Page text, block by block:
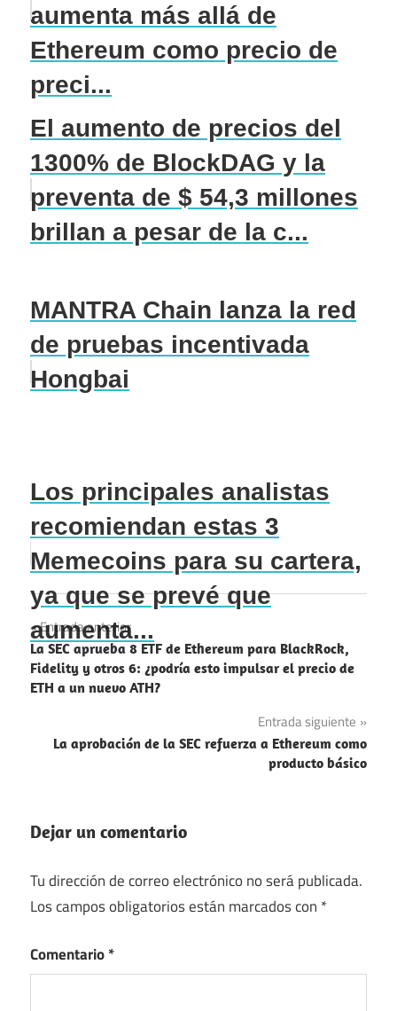
aumenta más allá de
Ethereum como precio de
preci...
El aumento de precios del
1300% de BlockDAG y la
preventa de $ 54,3 millones
brillan a pesar de la c...
MANTRA Chain lanza la red
de pruebas incentivada
Hongbai
Los principales analistas
recomiendan estas 3
Memecoins para su cartera,
ya que se prevé que
aumenta...
Navegación
de
entradas
Entrada anterior
La SEC aprueba 8 ETF de Ethereum para BlackRock,
Fidelity y otros 6: ¿podría esto impulsar el precio de
ETH a un nuevo ATH?
Entrada siguiente
La aprobación de la SEC refuerza a Ethereum como
producto básico
Dejar un comentario
Tu dirección de correo electrónico no será publicada.
Los campos obligatorios están marcados con *
Comentario*